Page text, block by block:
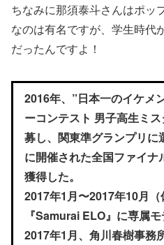
ちなみに那須泰斗さんはポッ
なのは有名ですが、学生時代
だったんですよ！
2016年、”日本一のイケメ
ーコンテスト 男子高生ミ
募し、関東準グランプリに
に開催された全国ファイナ
獲得した。
2017年1月〜2017年10月
『Samurai ELO』に専属モ
2017年1月、角川春樹事務